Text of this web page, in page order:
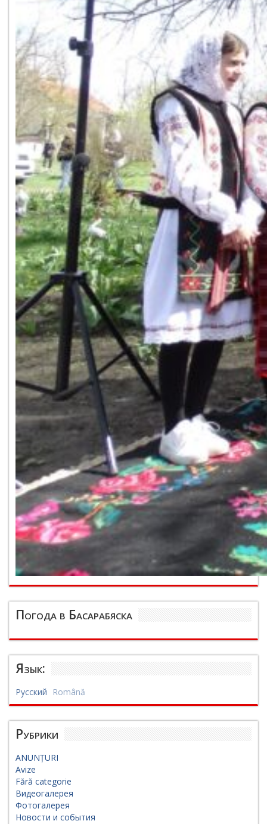
Погода в Басарабяска
Язык:
Русский Română
Рубрики
ANUNȚURI
Avize
Fără categorie
Видеогалерея
Фотогалерея
Новости и события